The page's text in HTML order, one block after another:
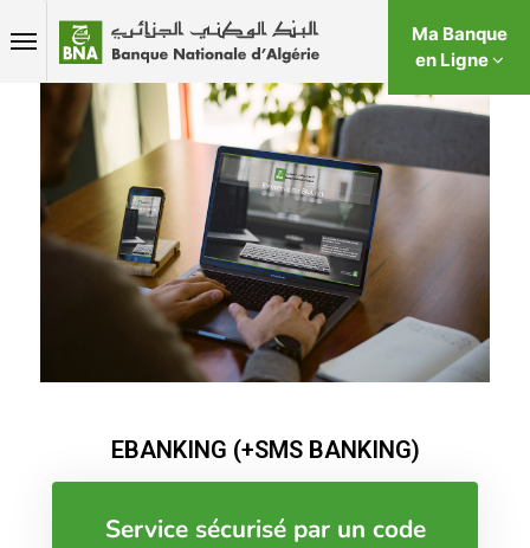
Ma Banque
en Ligne
EBANKING (+SMS BANKING)
Service sécurisé par un code